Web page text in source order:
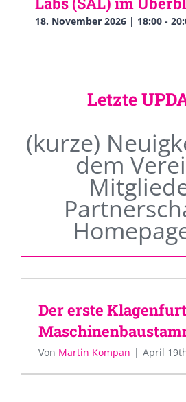
18. November 2026 | 18:00 -
Letzte
(kurze)
dem
Der erste
Von Martin Kompan | April